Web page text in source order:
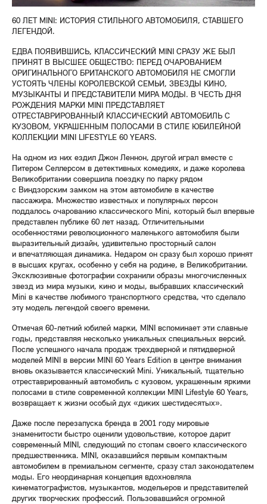
60 ЛЕТ MINI: ИСТОРИЯ СТИЛЬНОГО АВТОМОБИЛЯ, СТАВШЕГО
ЛЕГЕНДОЙ.
ЕДВА ПОЯВИВШИСЬ, КЛАССИЧЕСКИЙ MINI СРАЗУ ЖЕ БЫЛ
ПРИНЯТ В ВЫСШЕЕ ОБЩЕСТВО: ПЕРЕД ОЧАРОВАНИЕМ
ОРИГИНАЛЬНОГО БРИТАНСКОГО АВТОМОБИЛЯ НЕ СМОГЛИ
УСТОЯТЬ ЧЛЕНЫ КОРОЛЕВСКОЙ СЕМЬИ, ЗВЕЗДЫ КИНО,
МУЗЫКАНТЫ И ПРЕДСТАВИТЕЛИ МИРА МОДЫ. В ЧЕСТЬ ДНЯ
РОЖДЕНИЯ МАРКИ MINI ПРЕДСТАВЛЯЕТ
ОТРЕСТАВРИРОВАННЫЙ КЛАССИЧЕСКИЙ АВТОМОБИЛЬ С
КУЗОВОМ, УКРАШЕННЫМ ПОЛОСАМИ В СТИЛЕ ЮБИЛЕЙНОЙ
КОЛЛЕКЦИИ MINI LIFESTYLE 60 YEARS.
На одном из них ездил Джон Леннон, другой играл вместе с
Питером Селлерсом в детективных комедиях, и даже королева
Великобритании совершила поездку по парку рядом
с Виндзорским замком на этом автомобиле в качестве
пассажира. Множество известных и популярных персон
поддалось очарованию классического Mini, который был впервые
представлен публике 60 лет назад. Отличительными
особенностями революционного маленького автомобиля были
выразительный дизайн, удивительно просторный салон
и впечатляющая динамика. Недаром он сразу был хорошо принят
в высших кругах, особенно у себя на родине, в Великобритании.
Эксклюзивные фотографии сохранили образы многочисленных
звезд из мира музыки, кино и моды, выбравших классический
Mini в качестве любимого транспортного средства, что сделало
эту модель легендой своего времени.
Отмечая 60-летний юбилей марки, MINI вспоминает эти славные
годы, представляя несколько уникальных специальных версий.
После успешного начала продаж трехдверной и пятидверной
моделей MINI в версии MINI 60 Years Edition в центре внимания
вновь оказывается классический Mini. Уникальный, тщательно
отреставрированный автомобиль с кузовом, украшенным яркими
полосами в стиле современной коллекции MINI Lifestyle 60 Years,
возвращает к жизни особый дух «диких шестидесятых».
Даже после перезапуска бренда в 2001 году мировые
знаменитости быстро оценили удовольствие, которое дарит
современный MINI, следующий по стопам своего классического
предшественника. MINI, оказавшийся первым компактным
автомобилем в премиальном сегменте, сразу стал законодателем
моды. Его неординарная концепция вдохновляла
кинематографистов, музыкантов, модельеров и представителей
других творческих профессий. Пользовавшийся огромной